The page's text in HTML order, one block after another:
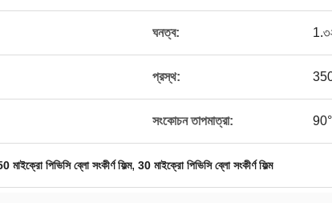
ঘনত্ব:
প্রস্থ:
সংকোচন তাপমাত্রা:
মাইক্রো পিভিসি ব্লো সংকীর্ণ ফিল্ম, 30 মাইক্রো পিভিসি ব্লো সংকীর্ণ ফিল্ম